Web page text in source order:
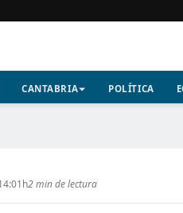
CANTABRIA POLÍTICA
2 min de lectura